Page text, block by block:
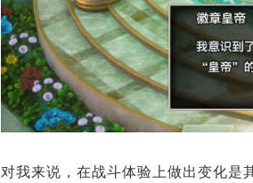
对我来说，在战斗体验上做出变化是